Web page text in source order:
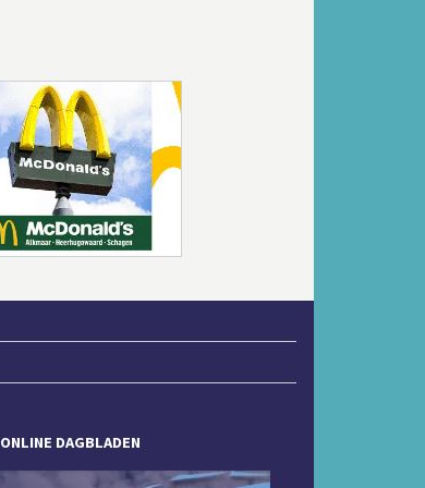
ONLINE DAGBLADEN